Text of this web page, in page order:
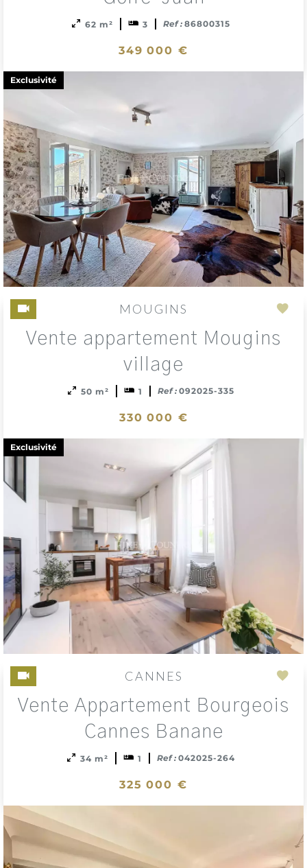
62 m² 3 Ref : 86800315
349 000 €
Exclusivité
MOUGINS
Vente appartement Mougins
village
to
50 m² 1 Ref : 092025-335
330 000 €
Exclusivité
CANNES
Vente Appartement Bourgeois
Cannes Banane
to
34 m² 1 Ref : 042025-264
325 000 €